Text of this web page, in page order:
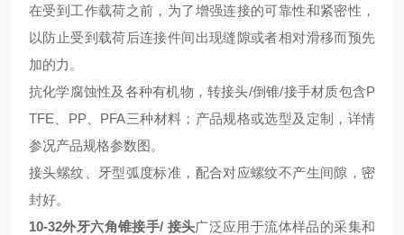
在受到工作载荷之前，为了增强连接的可靠性和紧密性，
以防止受到载荷后连接件间出现缝隙或者相对滑移而预先
加的力。
抗化学腐蚀性及各种有机物，转接头/倒锥/接手材质包含P
TFE、PP、PFA三种材料；产品规格或选型及定制，详情
参况产品规格参数图。
接头螺纹、牙型弧度标准，配合对应螺纹不产生间隙，密
封好。
10-32外牙六角锥接手/ 接头广泛应用于流体样品的采集和